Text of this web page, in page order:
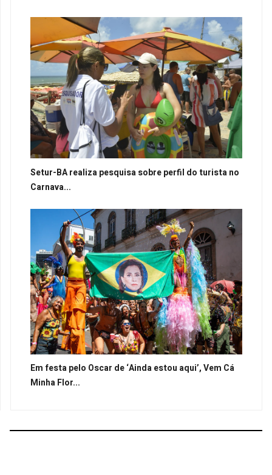
Setur-BA realiza pesquisa sobre perfil do turista no
Carnava...
Em festa pelo Oscar de ‘Ainda estou aqui’, Vem Cá
Minha Flor...